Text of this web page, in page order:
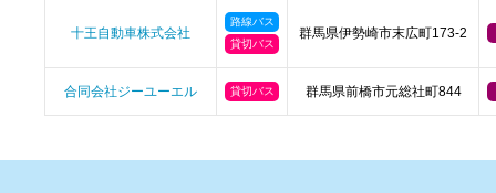
十王自動車株式会社
路線バス
貸切バス
群馬県伊勢崎市末広町173-2
合同会社ジーユーエル 貸切バス 群馬県前橋市元総社町844